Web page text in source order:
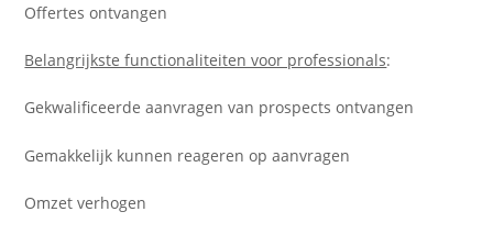
Offertes ontvangen
Belangrijkste functionaliteiten voor professionals:
Gekwalificeerde aanvragen van prospects ontvangen
Gemakkelijk kunnen reageren op aanvragen
Omzet verhogen